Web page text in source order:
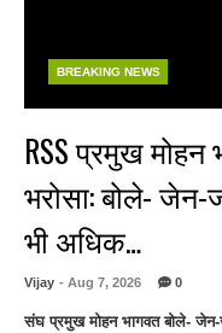
BREAKING NEWS
RSS प्रमुख मोहन
भरोसा: बोले- जेन-
भी अधिक…
Vijay - Aug 7, 2026 0
संघ प्रमुख मोहन भागवत बोले- जेन-